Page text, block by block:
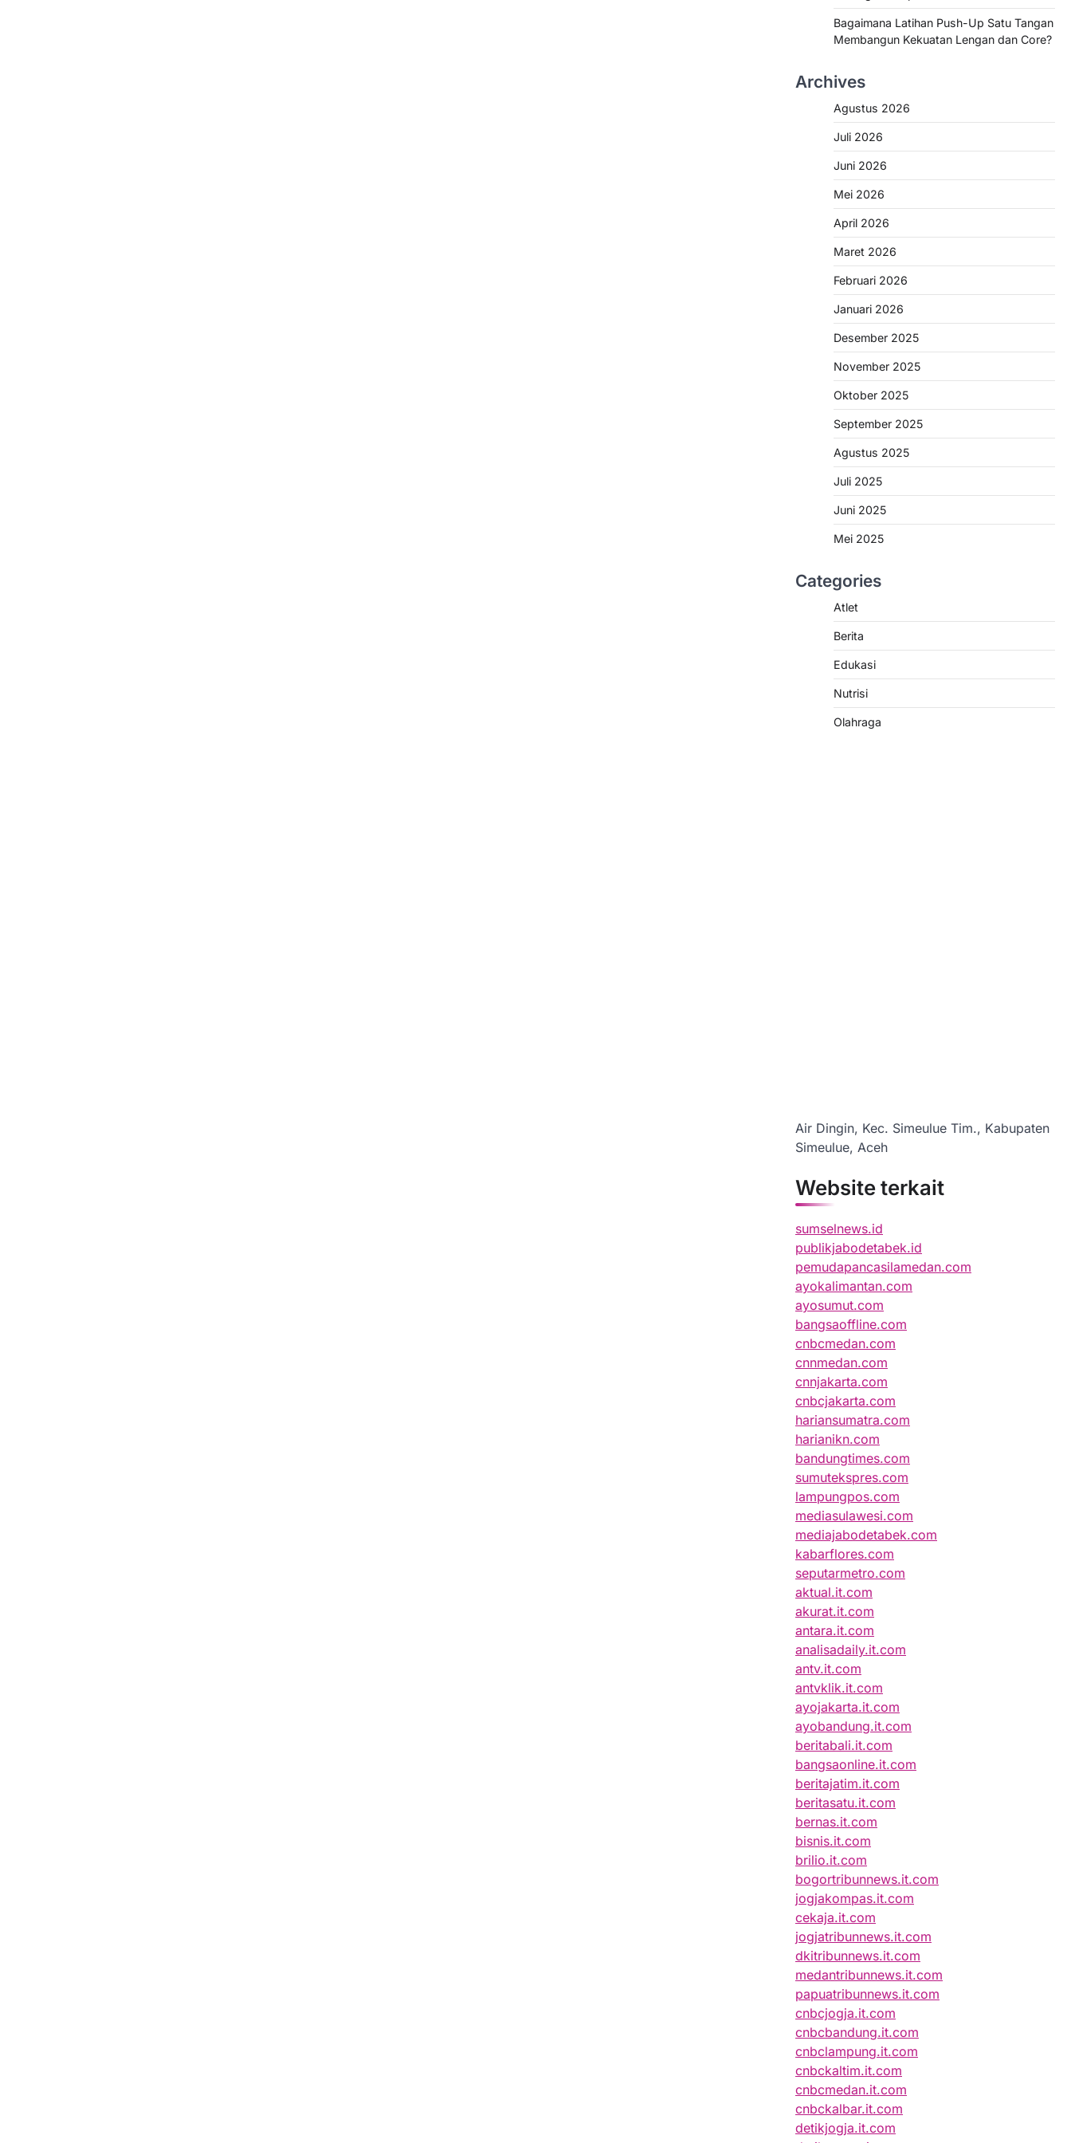
Bagaimana Latihan Push-Up Satu Tangan
Membangun Kekuatan Lengan dan Core?
Archives
Agustus 2026
Juli 2026
Juni 2026
Mei 2026
April 2026
Maret 2026
Februari 2026
Januari 2026
Desember 2025
November 2025
Oktober 2025
September 2025
Agustus 2025
Juli 2025
Juni 2025
Mei 2025
Categories
Atlet
Berita
Edukasi
Nutrisi
Olahraga
Air Dingin, Kec. Simeulue Tim., Kabupaten
Simeulue, Aceh
Website terkait
sumselnews.id
publikjabodetabek.id
pemudapancasilamedan.com
ayokalimantan.com
ayosumut.com
bangsaoffline.com
cnbcmedan.com
cnnmedan.com
cnnjakarta.com
cnbcjakarta.com
hariansumatra.com
harianikn.com
bandungtimes.com
sumutekspres.com
lampungpos.com
mediasulawesi.com
mediajabodetabek.com
kabarflores.com
seputarmetro.com
aktual.it.com
akurat.it.com
antara.it.com
analisadaily.it.com
antv.it.com
antvklik.it.com
ayojakarta.it.com
ayobandung.it.com
beritabali.it.com
bangsaonline.it.com
beritajatim.it.com
beritasatu.it.com
bernas.it.com
bisnis.it.com
brilio.it.com
bogortribunnews.it.com
jogjakompas.it.com
cekaja.it.com
jogjatribunnews.it.com
dkitribunnews.it.com
medantribunnews.it.com
papuatribunnews.it.com
cnbcjogja.it.com
cnbcbandung.it.com
cnbclampung.it.com
cnbckaltim.it.com
cnbcmedan.it.com
cnbckalbar.it.com
detikjogja.it.com